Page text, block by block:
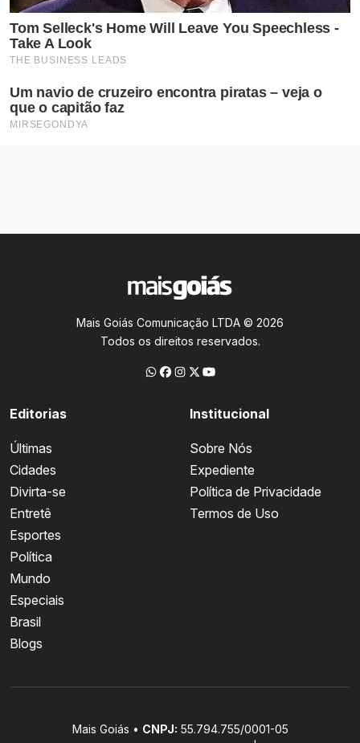
Mais Goiás Comunicação LTDA © 2026
Todos os direitos reservados.
Editorias
Últimas
Cidades
Divirta-se
Entretê
Esportes
Política
Mundo
Especiais
Brasil
Blogs
Institucional
Sobre Nós
Expediente
Política de Privacidade
Termos de Uso
Mais Goiás • CNPJ: 55.794.755/0001-05